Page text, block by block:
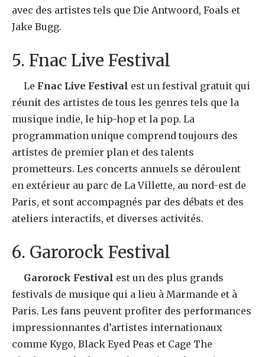
avec des artistes tels que Die Antwoord, Foals et
Jake Bugg.
5. Fnac Live Festival
Le Fnac Live Festival est un festival gratuit qui
réunit des artistes de tous les genres tels que la
musique indie, le hip-hop et la pop. La
programmation unique comprend toujours des
artistes de premier plan et des talents
prometteurs. Les concerts annuels se déroulent
en extérieur au parc de La Villette, au nord-est de
Paris, et sont accompagnés par des débats et des
ateliers interactifs, et diverses activités.
6. Garorock Festival
Garorock Festival est un des plus grands
festivals de musique qui a lieu à Marmande et à
Paris. Les fans peuvent profiter des performances
impressionnantes d’artistes internationaux
comme Kygo, Black Eyed Peas et Cage The